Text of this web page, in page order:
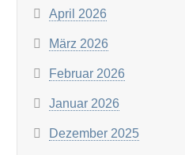
April 2026
März 2026
Februar 2026
Januar 2026
Dezember 2025